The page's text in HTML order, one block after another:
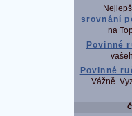
srovnání
na
Povinné
Povinné
Vážně.